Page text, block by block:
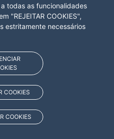
todas as funcionalidades
"REJEITAR COOKIES",
estritamente necessários
COOKIES
COOKIES